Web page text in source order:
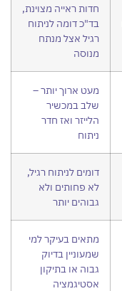
חדות ראייה מצוינת,
בד"כ דומה לניתוח
רגיל אצל מנתח
מנוסה
מעט ארוך יותר –
שלב במכשיר
הלייזר ואז חדר
ניתוח
דומים לניתוח רגיל,
לא פחותים ולא
גבוהים יותר
מתאים בעיקר למי
שמעוניין בדיוק
גבוה או בתיקון
אסטיגמציה